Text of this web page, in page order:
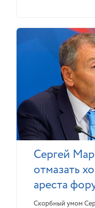
Сергей
отмазать
ареста
Скорбный умом